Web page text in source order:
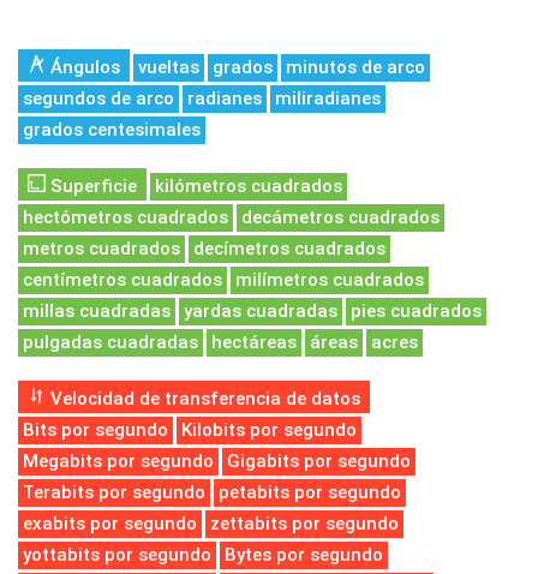
Ángulos vueltas grados
minutos de arco
segundos de arco
radianes
miliradianes
grados centesimales
Superficie
kilómetros cuadrados
hectómetros cuadrados
decámetros cuadrados
metros cuadrados
decímetros cuadrados
centímetros cuadrados
milímetros cuadrados
millas cuadradas
yardas cuadradas
pies cuadrados
pulgadas cuadradas
hectáreas áreas acres
Velocidad de transferencia de datos
Bits por segundo
Kilobits por segundo
Megabits por segundo
Gigabits por segundo
Terabits por segundo
petabits por segundo
exabits por segundo
zettabits por segundo
yottabits por segundo
Bytes por segundo